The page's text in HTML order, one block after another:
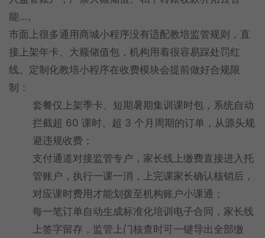
能…。
市面上很多通用商城小程序没有适配教培监管规则，直
接上架年卡、大额储值包，机构用着很容易踩处罚红
线。定制化教培小程序在收费模块会提前做好合规限
制：
套餐仅上架季卡、短期暑期集训课时包，系统自动
拦截超 60 课时、超 3 个月周期的订单，从源头规
避违规收费；
支付通道对接监管专户，家长线上缴费直接进入托
管账户，执行一课一消，上完课家长确认核销后，
对应课时费用才能划拨至机构账户小课通；
每一笔订单自动生成标准化培训电子合同，家长线
上签字留存，监管上门核查时可一键导出全部缴